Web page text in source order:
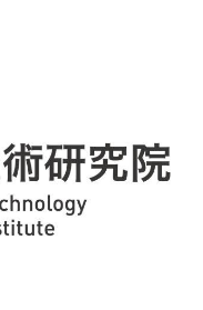
妤及熊本縣知事木村
構攜手推動產業技術